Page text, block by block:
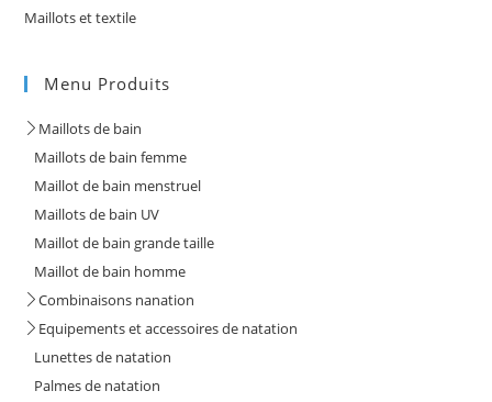
Maillots et textile
Menu Produits
Maillots de bain
Maillots de bain femme
Maillot de bain menstruel
Maillots de bain UV
Maillot de bain grande taille
Maillot de bain homme
Combinaisons nanation
Equipements et accessoires de natation
Lunettes de natation
Palmes de natation